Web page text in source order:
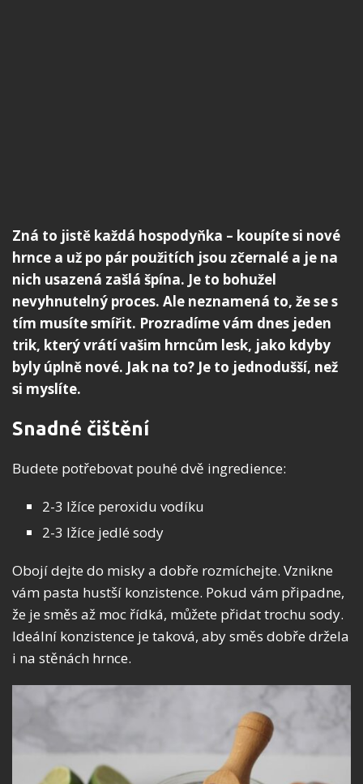
Zná to jistě každá hospodyňka – koupíte si nové
hrnce a už po pár použitích jsou zčernalé a je na
nich usazená zašlá špína. Je to bohužel
nevyhnutelný proces. Ale neznamená to, že se s
tím musíte smířit. Prozradíme vám dnes jeden
trik, který vrátí vašim hrncům lesk, jako kdyby
byly úplně nové. Jak na to? Je to jednodušší, než
si myslíte.
Snadné čištění
Budete potřebovat pouhé dvě ingredience:
2-3 lžíce peroxidu vodíku
2-3 lžíce jedlé sody
Obojí dejte do misky a dobře rozmíchejte. Vznikne
vám pasta hustší konzistence. Pokud vám připadne,
že je směs až moc řídká, můžete přidat trochu sody.
Ideální konzistence je taková, aby směs dobře držela
i na stěnách hrnce.